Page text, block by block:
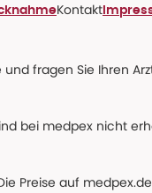
Kontakt
fragen Sie Ihren
bei medpex nicht
Preise auf